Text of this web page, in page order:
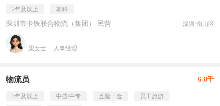
2年及以上 本科
深圳市卡铁联合物流（集团） 民营 深圳·南山区
梁女士 人事经理
物流员 6-8千
3年及以上 中技/中专 五险一金
员工旅游